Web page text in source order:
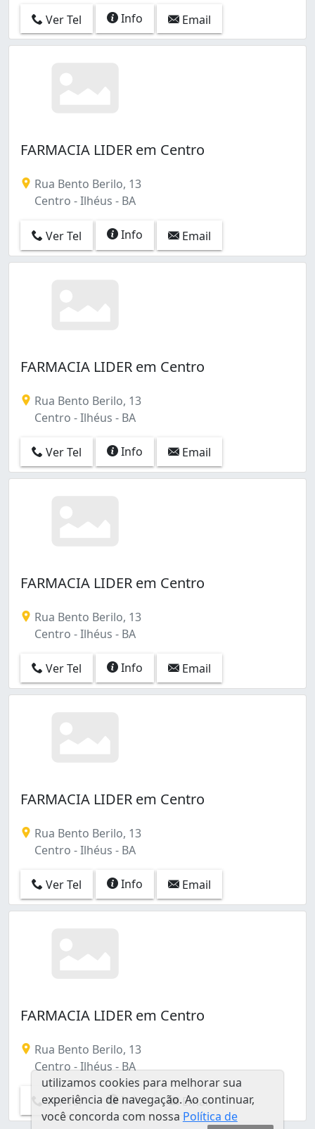
Ver Tel Info Email
FARMACIA LIDER em Centro
Rua Bento Berilo, 13
Centro - Ilhéus - BA
Ver Tel Info Email
FARMACIA LIDER em Centro
Rua Bento Berilo, 13
Centro - Ilhéus - BA
Ver Tel Info Email
FARMACIA LIDER em Centro
Rua Bento Berilo, 13
Centro - Ilhéus - BA
Ver Tel Info Email
FARMACIA LIDER em Centro
Rua Bento Berilo, 13
Centro - Ilhéus - BA
Ver Tel Info Email
FARMACIA LIDER em Centro
Rua Bento Berilo, 13
Centro - Ilhéus - BA
Ver Tel Info Email
utilizamos cookies para melhorar sua
experiência de navegação. Ao continuar,
você concorda com nossa Política de